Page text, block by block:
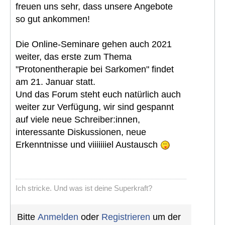
freuen uns sehr, dass unsere Angebote
so gut ankommen!
Die Online-Seminare gehen auch 2021
weiter, das erste zum Thema
"Protonentherapie bei Sarkomen" findet
am 21. Januar statt.
Und das Forum steht euch natürlich auch
weiter zur Verfügung, wir sind gespannt
auf viele neue Schreiber:innen,
interessante Diskussionen, neue
Erkenntnisse und viiiiiiiel Austausch
Ich stricke. Und was ist deine Superkraft?
Bitte Anmelden oder Registrieren um der